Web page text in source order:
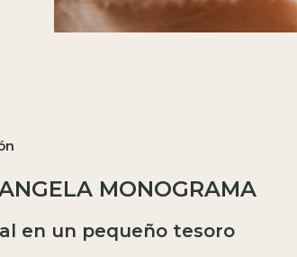
MONOGRAMA
en un pequeño tesoro